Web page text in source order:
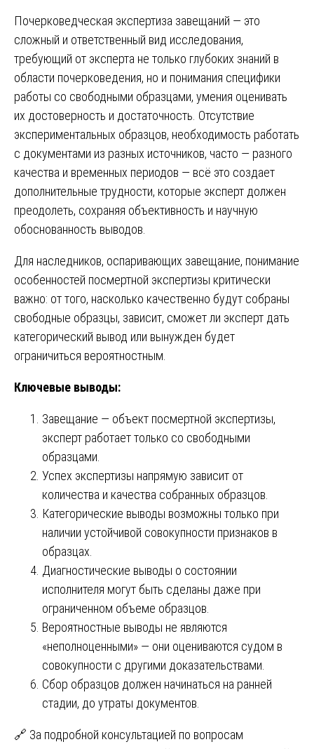
Почерковедческая экспертиза завещаний — это
сложный и ответственный вид исследования,
требующий от эксперта не только глубоких знаний в
области почерковедения, но и понимания специфики
работы со свободными образцами, умения оценивать
их достоверность и достаточность. Отсутствие
экспериментальных образцов, необходимость работать
с документами из разных источников, часто — разного
качества и временных периодов — всё это создает
дополнительные трудности, которые эксперт должен
преодолеть, сохраняя объективность и научную
обоснованность выводов.
Для наследников, оспаривающих завещание, понимание
особенностей посмертной экспертизы критически
важно: от того, насколько качественно будут собраны
свободные образцы, зависит, сможет ли эксперт дать
категорический вывод или вынужден будет
ограничиться вероятностным.
Ключевые выводы:
Завещание — объект посмертной экспертизы,
эксперт работает только со свободными
образцами.
Успех экспертизы напрямую зависит от
количества и качества собранных образцов.
Категорические выводы возможны только при
наличии устойчивой совокупности признаков в
образцах.
Диагностические выводы о состоянии
исполнителя могут быть сделаны даже при
ограниченном объеме образцов.
Вероятностные выводы не являются
«неполноценными» — они оцениваются судом в
совокупности с другими доказательствами.
Сбор образцов должен начинаться на ранней
стадии, до утраты документов.
🔗 За подробной консультацией по вопросам